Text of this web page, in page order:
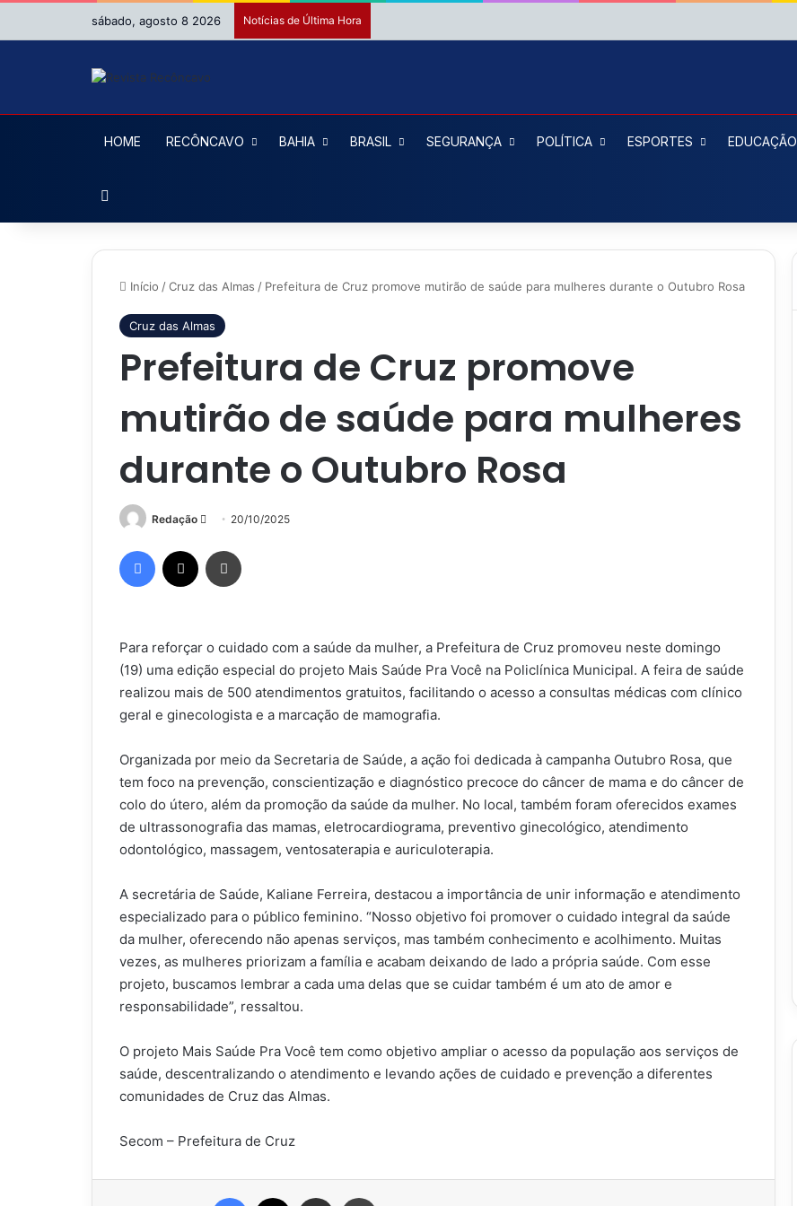
sábado, agosto 8 2026 Notícias de Última Hora
HOME RECÔNCAVO BAHIA BRASIL SEGURANÇA POLÍTICA ESPORTES EDUCAÇÃO
Início / Cruz das Almas / Prefeitura de Cruz promove mutirão de saúde para mulheres durante o Outubro Rosa
Cruz das Almas
Prefeitura de Cruz promove
mutirão de saúde para mulheres
durante o Outubro Rosa
Redação
Mande
e-
mail
20/10/2025
Facebook
Para reforçar o cuidado com a saúde da mulher, a Prefeitura de Cruz promoveu neste domingo
(19) uma edição especial do projeto Mais Saúde Pra Você na Policlínica Municipal. A feira de saúde
realizou mais de 500 atendimentos gratuitos, facilitando o acesso a consultas médicas com clínico
geral e ginecologista e a marcação de mamografia.
Organizada por meio da Secretaria de Saúde, a ação foi dedicada à campanha Outubro Rosa, que
tem foco na prevenção, conscientização e diagnóstico precoce do câncer de mama e do câncer de
colo do útero, além da promoção da saúde da mulher. No local, também foram oferecidos exames
de ultrassonografia das mamas, eletrocardiograma, preventivo ginecológico, atendimento
odontológico, massagem, ventosaterapia e auriculoterapia.
A secretária de Saúde, Kaliane Ferreira, destacou a importância de unir informação e atendimento
especializado para o público feminino. “Nosso objetivo foi promover o cuidado integral da saúde
da mulher, oferecendo não apenas serviços, mas também conhecimento e acolhimento. Muitas
vezes, as mulheres priorizam a família e acabam deixando de lado a própria saúde. Com esse
projeto, buscamos lembrar a cada uma delas que se cuidar também é um ato de amor e
responsabilidade”, ressaltou.
O projeto Mais Saúde Pra Você tem como objetivo ampliar o acesso da população aos serviços de
saúde, descentralizando o atendimento e levando ações de cuidado e prevenção a diferentes
comunidades de Cruz das Almas.
Secom – Prefeitura de Cruz
Facebook Compartilhar via e-mail